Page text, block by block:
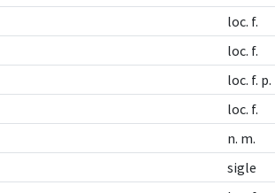
loc. f.
loc. f.
loc. f. p.
loc. f.
n. m.
sigle